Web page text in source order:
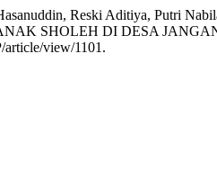
Reski Aditiya, Putri
SHOLEH DI DESA
article/view/1101.